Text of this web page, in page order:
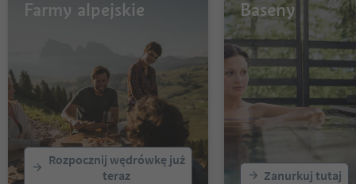
Farmy alpejskie
Rozpocznij wędrówkę już
teraz
Baseny
Zanurkuj tutaj